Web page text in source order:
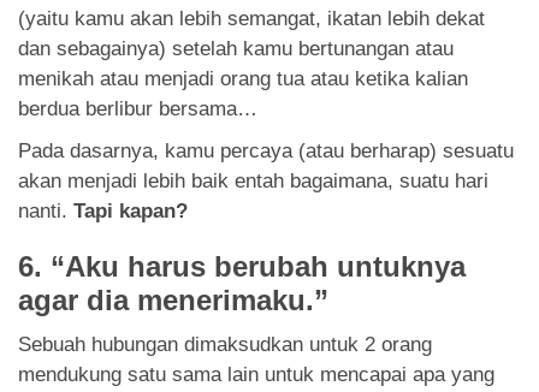
(yaitu kamu akan lebih semangat, ikatan lebih dekat
dan sebagainya) setelah kamu bertunangan atau
menikah atau menjadi orang tua atau ketika kalian
berdua berlibur bersama…
Pada dasarnya, kamu percaya (atau berharap) sesuatu
akan menjadi lebih baik entah bagaimana, suatu hari
nanti. Tapi kapan?
6. “Aku harus berubah untuknya
agar dia menerimaku.”
Sebuah hubungan dimaksudkan untuk 2 orang
mendukung satu sama lain untuk mencapai apa yang